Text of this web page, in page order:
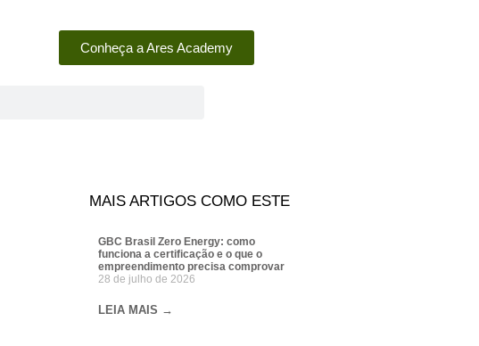
Conheça a Ares Academy
MAIS ARTIGOS COMO ESTE
GBC Brasil Zero Energy: como
funciona a certificação e o que o
empreendimento precisa comprovar
28 de julho de 2026
LEIA MAIS →